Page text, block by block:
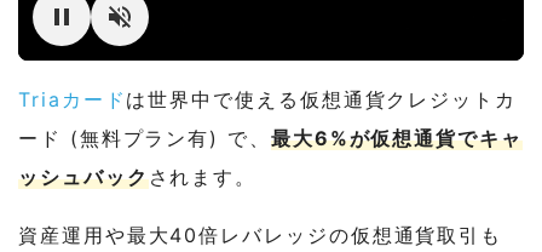
Triaカード は世界中で使える仮想通貨クレジットカ
ード (無料プラン有) で、 最大6%が仮想通貨でキャ
ッシュバックされます。
資産運用や最大40倍レバレッジの仮想通貨取引も